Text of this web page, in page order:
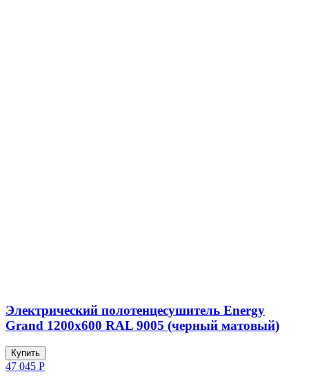
Электрический полотенцесушитель Energy
Grand 1200x600 RAL 9005 (черный матовый)
Купить
47 045 Р